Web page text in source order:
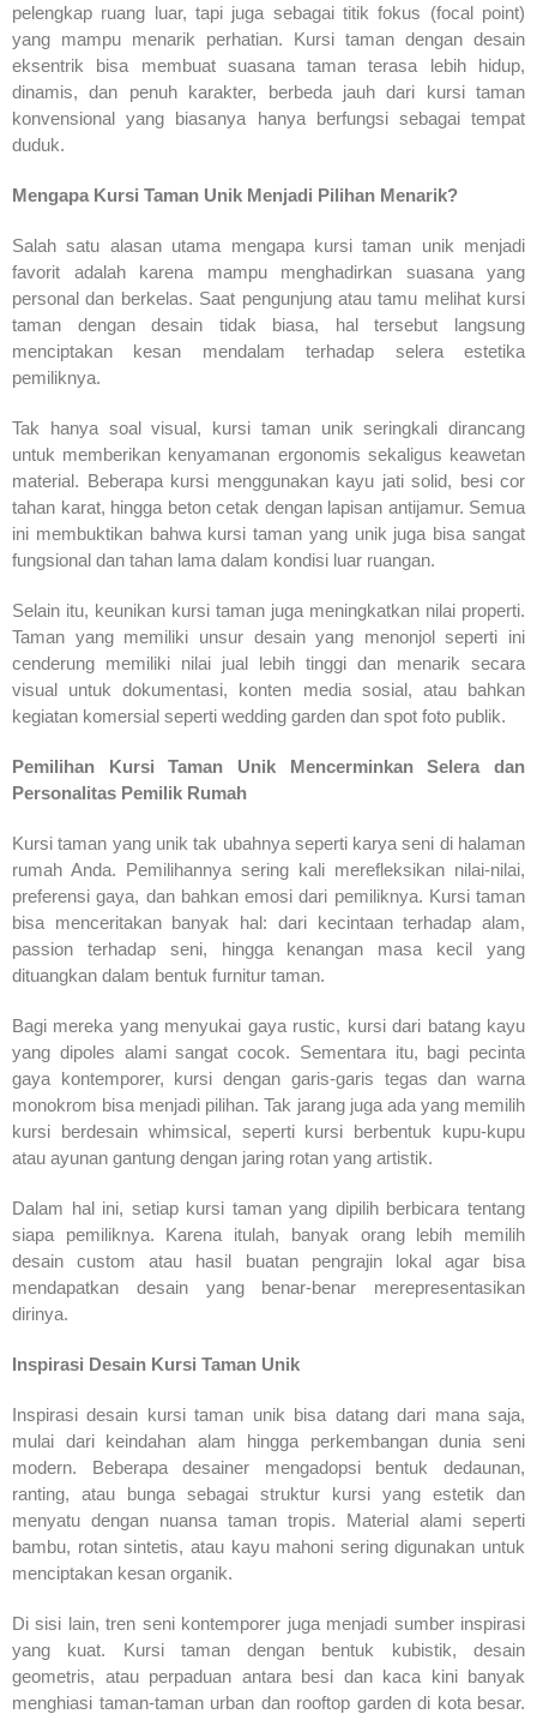
pelengkap ruang luar, tapi juga sebagai titik fokus (focal point)
yang mampu menarik perhatian. Kursi taman dengan desain
eksentrik bisa membuat suasana taman terasa lebih hidup,
dinamis, dan penuh karakter, berbeda jauh dari kursi taman
konvensional yang biasanya hanya berfungsi sebagai tempat
duduk.
Mengapa Kursi Taman Unik Menjadi Pilihan Menarik?
Salah satu alasan utama mengapa kursi taman unik menjadi
favorit adalah karena mampu menghadirkan suasana yang
personal dan berkelas. Saat pengunjung atau tamu melihat kursi
taman dengan desain tidak biasa, hal tersebut langsung
menciptakan kesan mendalam terhadap selera estetika
pemiliknya.
Tak hanya soal visual, kursi taman unik seringkali dirancang
untuk memberikan kenyamanan ergonomis sekaligus keawetan
material. Beberapa kursi menggunakan kayu jati solid, besi cor
tahan karat, hingga beton cetak dengan lapisan antijamur. Semua
ini membuktikan bahwa kursi taman yang unik juga bisa sangat
fungsional dan tahan lama dalam kondisi luar ruangan.
Selain itu, keunikan kursi taman juga meningkatkan nilai properti.
Taman yang memiliki unsur desain yang menonjol seperti ini
cenderung memiliki nilai jual lebih tinggi dan menarik secara
visual untuk dokumentasi, konten media sosial, atau bahkan
kegiatan komersial seperti wedding garden dan spot foto publik.
Pemilihan Kursi Taman Unik Mencerminkan Selera dan
Personalitas Pemilik Rumah
Kursi taman yang unik tak ubahnya seperti karya seni di halaman
rumah Anda. Pemilihannya sering kali merefleksikan nilai-nilai,
preferensi gaya, dan bahkan emosi dari pemiliknya. Kursi taman
bisa menceritakan banyak hal: dari kecintaan terhadap alam,
passion terhadap seni, hingga kenangan masa kecil yang
dituangkan dalam bentuk furnitur taman.
Bagi mereka yang menyukai gaya rustic, kursi dari batang kayu
yang dipoles alami sangat cocok. Sementara itu, bagi pecinta
gaya kontemporer, kursi dengan garis-garis tegas dan warna
monokrom bisa menjadi pilihan. Tak jarang juga ada yang memilih
kursi berdesain whimsical, seperti kursi berbentuk kupu-kupu
atau ayunan gantung dengan jaring rotan yang artistik.
Dalam hal ini, setiap kursi taman yang dipilih berbicara tentang
siapa pemiliknya. Karena itulah, banyak orang lebih memilih
desain custom atau hasil buatan pengrajin lokal agar bisa
mendapatkan desain yang benar-benar merepresentasikan
dirinya.
Inspirasi Desain Kursi Taman Unik
Inspirasi desain kursi taman unik bisa datang dari mana saja,
mulai dari keindahan alam hingga perkembangan dunia seni
modern. Beberapa desainer mengadopsi bentuk dedaunan,
ranting, atau bunga sebagai struktur kursi yang estetik dan
menyatu dengan nuansa taman tropis. Material alami seperti
bambu, rotan sintetis, atau kayu mahoni sering digunakan untuk
menciptakan kesan organik.
Di sisi lain, tren seni kontemporer juga menjadi sumber inspirasi
yang kuat. Kursi taman dengan bentuk kubistik, desain
geometris, atau perpaduan antara besi dan kaca kini banyak
menghiasi taman-taman urban dan rooftop garden di kota besar.